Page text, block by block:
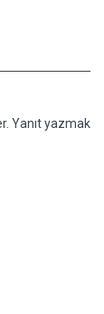
Yanıt yazmak